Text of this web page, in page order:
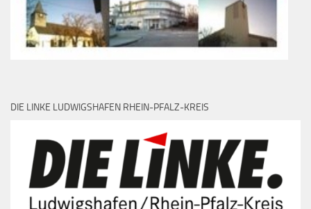
DIE LINKE LUDWIGSHAFEN RHEIN-PFALZ-KREIS